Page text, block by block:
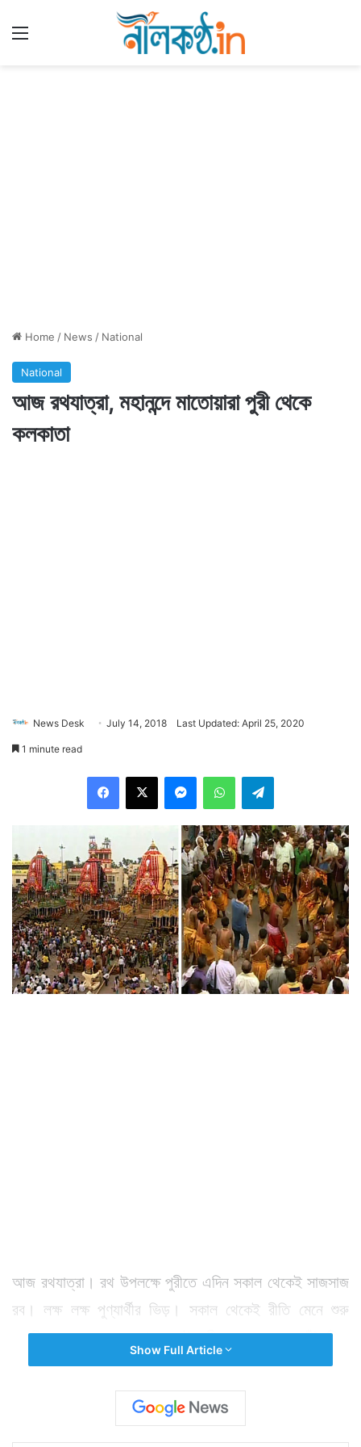
Home / News / National
National
আজ রথযাত্রা, মহানন্দে মাতোয়ারা পুরী থেকে
কলকাতা
News Desk July 14, 2018 Last Updated: April 25, 2020
1 minute read
আজ রথযাত্রা। রথ উপলক্ষে পুরীতে এদিন সকাল থেকেই সাজসাজ
রব। লক্ষ লক্ষ পুণ্যার্থীর ভিড়। সকাল থেকেই রীতি মেনে শুরু
হয়েছিল তোড়জোড়। প্রথা মেনেই পুরীর রাজা সোনার ঝাঁটা দিয়ে
রাস্তা পরিস্কার করার পর পড়ে রশিতে টান। জগন্নাথ, বলরাম ও
সুভদ্রার ৩ রথ এগোয় মাসির বাড়ির দিকে। গুণ্ডিচা বাড়ির এই
পথে বেশ কয়েক জায়গায় রথ দাঁড়ায়। সবই মন্দিরের সামনে।
Show Full Article